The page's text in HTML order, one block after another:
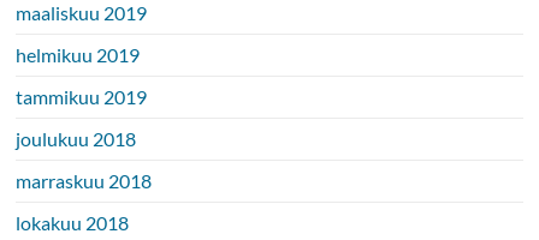
maaliskuu 2019
helmikuu 2019
tammikuu 2019
joulukuu 2018
marraskuu 2018
lokakuu 2018